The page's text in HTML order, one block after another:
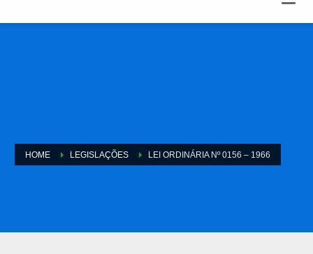
HOME LEGISLAÇÕES LEI ORDINÁRIA Nº 0156 – 1966